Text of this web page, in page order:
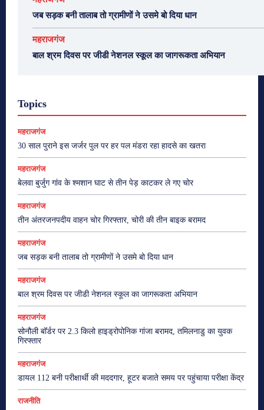
जब सड़क बनी तालाब तो ग्रामीणों ने उसमे बो दिया धान
महराजगंज
बाल श्रम दिवस पर जीडी नेशनल स्कूल का जागरूकता अभियान
Topics
महराजगंज
30 साल पुराने इस जर्जर पुल पर हर पल मंडरा रहा हादसे का खतरा
महराजगंज
बेलवा बुर्जुग गांव के श्मशान घाट से तीन पेड़ काटकर ले गए चोर
महराजगंज
तीन अंतरजनपदीय वाहन चोर गिरफ्तार, चोरी की तीन बाइक बरामद
महराजगंज
जब सड़क बनी तालाब तो ग्रामीणों ने उसमे बो दिया धान
महराजगंज
बाल श्रम दिवस पर जीडी नेशनल स्कूल का जागरूकता अभियान
महराजगंज
सोनौली बॉर्डर पर 2.3 किलो हाइड्रोपोनिक गांजा बरामद, तमिलनाडु का युवक
गिरफ्तार
महराजगंज
डायल 112 बनी परीक्षार्थी की मददगार, हूटर बजाते समय पर पहुंचाया परीक्षा केंद्र
राजनीति